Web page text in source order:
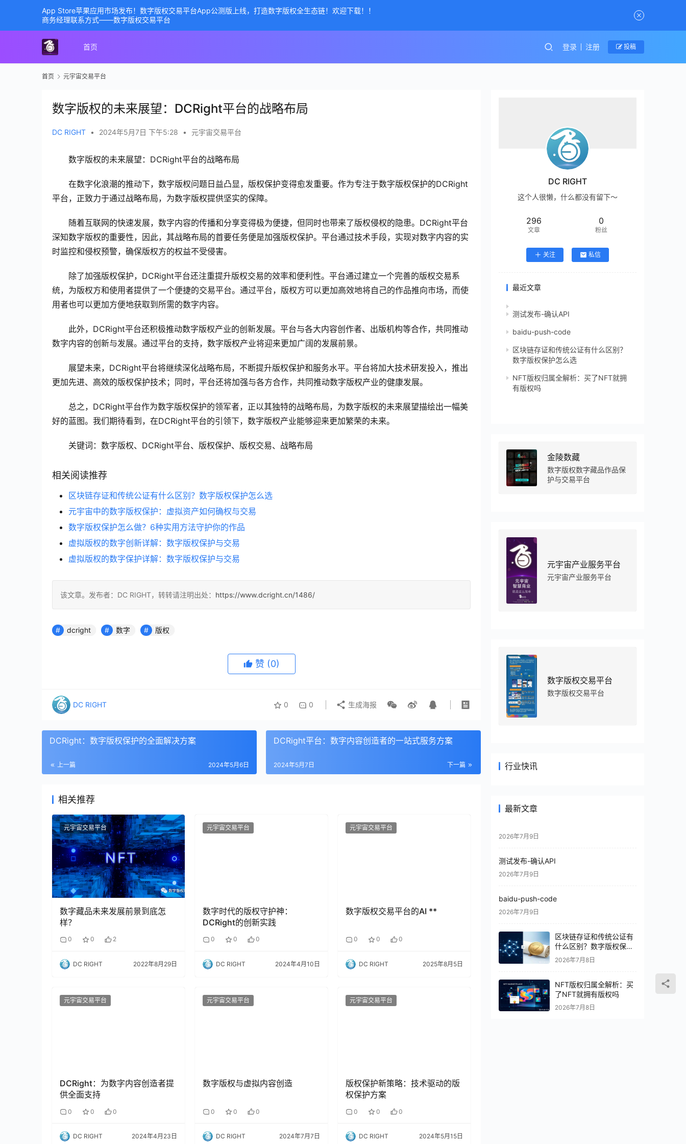
首页 登录 注册 投稿
首页 元宇宙交易平台
数字版权的未来展望：DCRight平台的战略布局
DC RIGHT • 2024年5月7日 下午5:28 • 元宇宙交易平台
数字版权的未来展望：DCRight平台的战略布局
在数字化浪潮的推动下，数字版权问题日益凸显，版权保护变得愈发重要。作为专注于数字版权保护的DCRight
平台，正致力于通过战略布局，为数字版权提供坚实的保障。
随着互联网的快速发展，数字内容的传播和分享变得极为便捷，但同时也带来了版权侵权的隐患。DCRight平台
深知数字版权的重要性，因此，其战略布局的首要任务便是加强版权保护。平台通过技术手段，实现对数字内容的实
时监控和侵权预警，确保版权方的权益不受侵害。
除了加强版权保护，DCRight平台还注重提升版权交易的效率和便利性。平台通过建立一个完善的版权交易系
统，为版权方和使用者提供了一个便捷的交易平台。通过平台，版权方可以更加高效地将自己的作品推向市场，而使
用者也可以更加方便地获取到所需的数字内容。
此外，DCRight平台还积极推动数字版权产业的创新发展。平台与各大内容创作者、出版机构等合作，共同推动
数字内容的创新与发展。通过平台的支持，数字版权产业将迎来更加广阔的发展前景。
展望未来，DCRight平台将继续深化战略布局，不断提升版权保护和服务水平。平台将加大技术研发投入，推出
更加先进、高效的版权保护技术；同时，平台还将加强与各方合作，共同推动数字版权产业的健康发展。
总之，DCRight平台作为数字版权保护的领军者，正以其独特的战略布局，为数字版权的未来展望描绘出一幅美
好的蓝图。我们期待看到，在DCRight平台的引领下，数字版权产业能够迎来更加繁荣的未来。
关键词：数字版权、DCRight平台、版权保护、版权交易、战略布局
相关阅读推荐
区块链存证和传统公证有什么区别？数字版权保护怎么选
元宇宙中的数字版权保护：虚拟资产如何确权与交易
数字版权保护怎么做？6种实用方法守护你的作品
虚拟版权的数字创新详解：数字版权保护与交易
虚拟版权的数字保护详解：数字版权保护与交易
该文章。发布者：DC RIGHT，转转请注明出处： https://www.dcright.cn/1486/
dcright 数字 版权
赞 (0)
DC RIGHT 0 0 生成海报
DCRight：数字版权保护的全面解决方案
上一篇 2024年5月6日
DCRight平台：数字内容创造者的一站式服务方案
下一篇
2024年5月7日
相关推荐
元宇宙交易平台
数字藏品未来发展前景到底怎
样？
0 0 2
DC RIGHT 2022年8月29日
元宇宙交易平台
数字时代的版权守护神：
DCRight的创新实践
0 0 0
DC RIGHT 2024年4月10日
元宇宙交易平台
数字版权交易平台的AI **
0 0 0
DC RIGHT 2025年8月5日
元宇宙交易平台
DCRight：为数字内容创造者提
供全面支持
0 0 0
DC RIGHT 2024年4月23日
元宇宙交易平台
数字版权与虚拟内容创造
0 0 0
DC RIGHT 2024年7月7日
元宇宙交易平台
版权保护新策略：技术驱动的版
权保护方案
0 0 0
DC RIGHT 2024年5月15日
DC RIGHT
这个人很懒，什么都没有留下～
296
文章
0
粉丝
关注 私信
最近文章
测试发布-确认API
baidu-push-code
区块链存证和传统公证有什么区别？
数字版权保护怎么选
NFT版权归属全解析：买了NFT就拥
有版权吗
金陵数藏
数字版权数字藏品作品保
护与交易平台
元宇宙产业服务平台
元宇宙产业服务平台
数字版权交易平台
数字版权交易平台
行业快讯
最新文章
2026年7月9日
测试发布-确认API
2026年7月9日
baidu-push-code
2026年7月9日
区块链存证和传统公证有
什么区别？数字版权保护
怎么选
2026年7月8日
NFT版权归属全解析：买
了NFT就拥有版权吗
2026年7月8日
App Store苹果应用市场发布！数字版权交易平台App公测版上线，打造数字版权全生态链！欢迎下载！！
商务经理联系方式——数字版权交易平台